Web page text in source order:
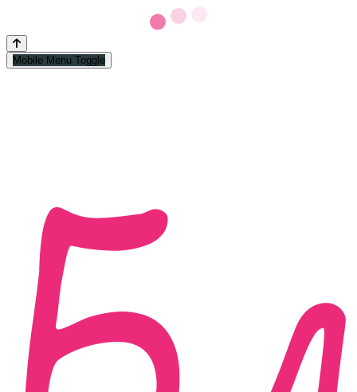
Mobile Menu Toggle